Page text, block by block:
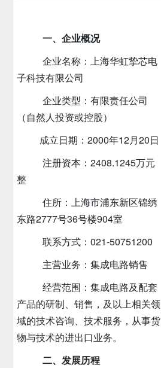
一、企业概况
企业名称：上海华虹挚芯电
子科技有限公司
企业类型：有限责任公司
（自然人投资或控股）
成立日期： 2000年12月20日
注册资本：2408.1245万元
整
住所：上海市浦东新区锦绣
东路2777号36号楼904室
联系方式：021-50751200
主营业务：集成电路销售
经营范围：集成电路及配套
产品的研制、销售，及以上相关领
域的技术咨询、技术服务，从事货
物与技术的进出口业务。
二、发展历程